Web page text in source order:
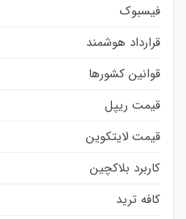
فیسبوک
قرارداد هوشمند
قوانین کشورها
قیمت ریپل
قیمت لایتکوین
کاربرد بلاکچین
کافه ترید